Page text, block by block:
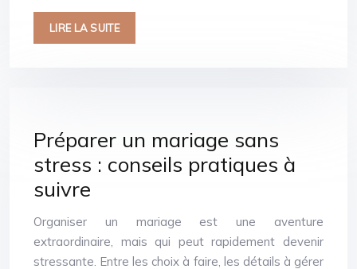
LIRE LA SUITE
Préparer un mariage sans
stress : conseils pratiques à
suivre
Organiser un mariage est une aventure
extraordinaire, mais qui peut rapidement devenir
stressante. Entre les choix à faire, les détails à gérer